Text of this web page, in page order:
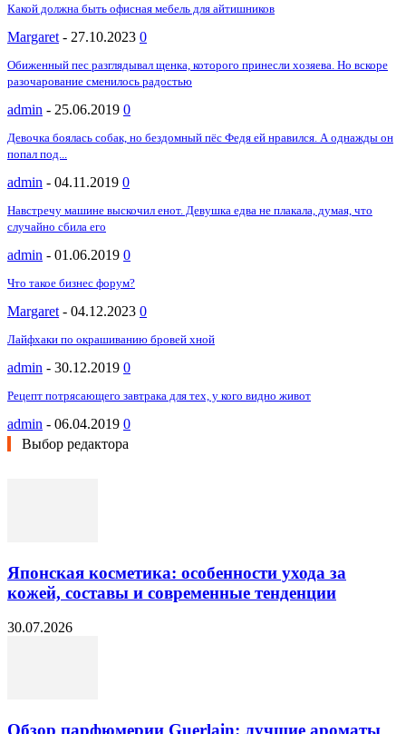
Какой должна быть офисная мебель для айтишников
Margaret - 27.10.2023 0
Обиженный пес разглядывал щенка, которого принесли хозяева. Но вскоре
разочарование сменилось радостью
admin - 25.06.2019 0
Девочка боялась собак, но бездомный пёс Федя ей нравился. А однажды он
попал под...
admin - 04.11.2019 0
Навстречу машине выскочил енот. Девушка едва не плакала, думая, что
случайно сбила его
admin - 01.06.2019 0
Что такое бизнес форум?
Margaret - 04.12.2023 0
Лайфхаки по окрашиванию бровей хной
admin - 30.12.2019 0
Рецепт потрясающего завтрака для тех, у кого видно живот
admin - 06.04.2019 0
Выбор редактора
Японская косметика: особенности ухода за
кожей, составы и современные тенденции
30.07.2026
Обзор парфюмерии Guerlain: лучшие ароматы